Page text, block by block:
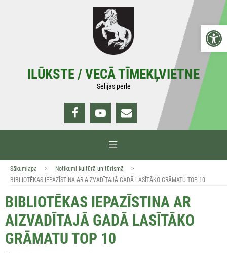
ILŪKSTE / VECĀ TĪMEKĻVIETNE
Sēlijas pērle
Sākumlapa > Notikumi kultūrā un tūrismā
>
BIBLIOTĒKAS IEPAZĪSTINA AR AIZVADĪTAJĀ GADĀ LASĪTĀKO GRĀMATU TOP 10
BIBLIOTĒKAS IEPAZĪSTINA AR
AIZVADĪTAJĀ GADĀ LASĪTĀKO
GRĀMATU TOP 10